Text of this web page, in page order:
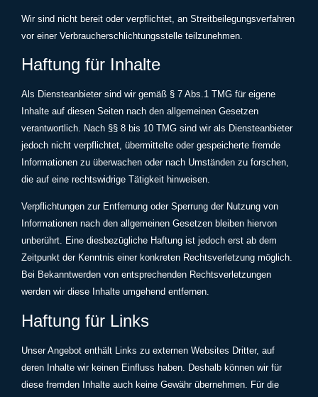
Wir sind nicht bereit oder verpflichtet, an Streitbeilegungsverfahren
vor einer Verbraucherschlichtungsstelle teilzunehmen.
Haftung für Inhalte
Als Diensteanbieter sind wir gemäß § 7 Abs.1 TMG für eigene
Inhalte auf diesen Seiten nach den allgemeinen Gesetzen
verantwortlich. Nach §§ 8 bis 10 TMG sind wir als Diensteanbieter
jedoch nicht verpflichtet, übermittelte oder gespeicherte fremde
Informationen zu überwachen oder nach Umständen zu forschen,
die auf eine rechtswidrige Tätigkeit hinweisen.
Verpflichtungen zur Entfernung oder Sperrung der Nutzung von
Informationen nach den allgemeinen Gesetzen bleiben hiervon
unberührt. Eine diesbezügliche Haftung ist jedoch erst ab dem
Zeitpunkt der Kenntnis einer konkreten Rechtsverletzung möglich.
Bei Bekanntwerden von entsprechenden Rechtsverletzungen
werden wir diese Inhalte umgehend entfernen.
Haftung für Links
Unser Angebot enthält Links zu externen Websites Dritter, auf
deren Inhalte wir keinen Einfluss haben. Deshalb können wir für
diese fremden Inhalte auch keine Gewähr übernehmen. Für die